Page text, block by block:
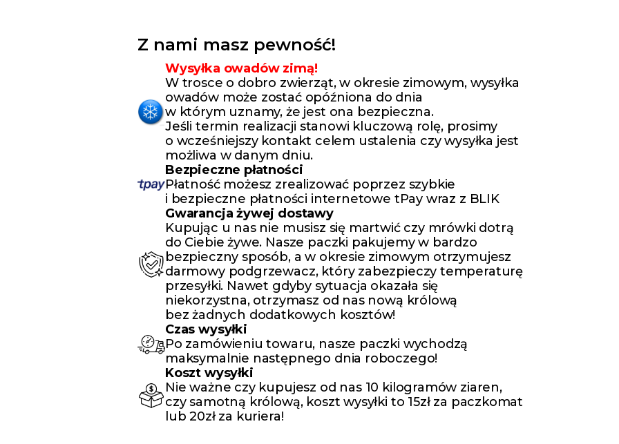
Z nami masz pewność!
Wysyłka owadów zimą!
W trosce o dobro zwierząt, w okresie zimowym, wysyłka
owadów może zostać opóźniona do dnia
w którym uznamy, że jest ona bezpieczna.
Jeśli termin realizacji stanowi kluczową rolę, prosimy
o wcześniejszy kontakt celem ustalenia czy wysyłka jest
możliwa w danym dniu.
Bezpieczne płatności
Płatność możesz zrealizować poprzez szybkie
i bezpieczne płatności internetowe tPay wraz z BLIK
Gwarancja żywej dostawy
Kupując u nas nie musisz się martwić czy mrówki dotrą
do Ciebie żywe. Nasze paczki pakujemy w bardzo
bezpieczny sposób, a w okresie zimowym otrzymujesz
darmowy podgrzewacz, który zabezpieczy temperaturę
przesyłki. Nawet gdyby sytuacja okazała się
niekorzystna, otrzymasz od nas nową królową
bez żadnych dodatkowych kosztów!
Czas wysyłki
Po zamówieniu towaru, nasze paczki wychodzą
maksymalnie następnego dnia roboczego!
Koszt wysyłki
Nie ważne czy kupujesz od nas 10 kilogramów ziaren,
czy samotną królową, koszt wysyłki to 15zł za paczkomat
lub 20zł za kuriera!